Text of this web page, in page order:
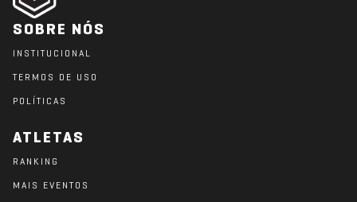
SOBRE NÓS
INSTITUCIONAL
TERMOS DE USO
POLÍTICAS
ATLETAS
RANKING
MAIS EVENTOS